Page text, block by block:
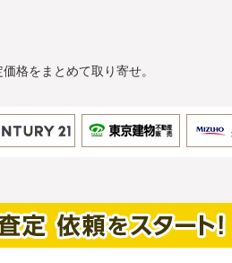
格をまとめて取り寄せ。